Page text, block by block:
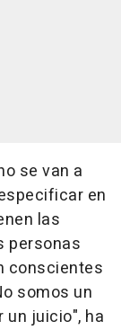
se van a
en
las
personas
conscientes
somos un
juicio", ha